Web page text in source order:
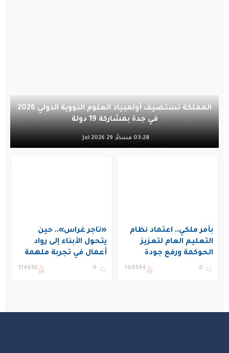
المملكة تستضيف أولمبياد العلوم النووية الدولي 2026
في جدة بمشاركة 19 دولة
03:28 مساءً, 29 Jul 2026
بأمر ملكي.. اعتماد نظام
التعليم العام لتعزيز
الحوكمة ورفع جودة
التعليم في المملكة
0
100594
«تاجر غراس».. حين
يتحول الأبناء إلى رواد
أعمال في تجربة ملهمة
بنادي غراس الصيفي
0
114610